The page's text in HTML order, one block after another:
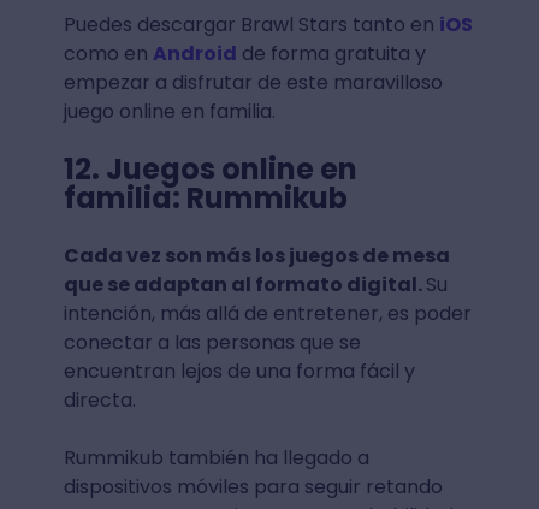
Puedes descargar Brawl Stars tanto en iOS
como en Android de forma gratuita y
empezar a disfrutar de este maravilloso
juego online en familia.
12. Juegos online en
familia: Rummikub
Cada vez son más los juegos de mesa
que se adaptan al formato digital.Su
intención, más allá de entretener, es poder
conectar a las personas que se
encuentran lejos de una forma fácil y
directa.
Rummikub también ha llegado a
dispositivos móviles para seguir retando